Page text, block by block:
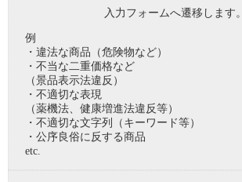
入力フォームへ遷移します。
例
・違法な商品（危険物など）
・不当な二重価格など
（景品表示法違反）
・不適切な表現
（薬機法、健康増進法違反等）
・不適切な文字列（キーワード等）
・公序良俗に反する商品
etc.